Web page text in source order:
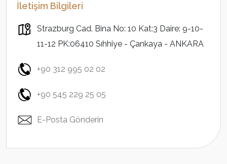
İletişim Bilgileri
Strazburg Cad. Bina No: 10 Kat:3 Daire: 9-10-
11-12 PK:06410 Sıhhiye - Çankaya - ANKARA
+90 312 995 02 02
+90 545 229 25 05
E-Posta Gönderin